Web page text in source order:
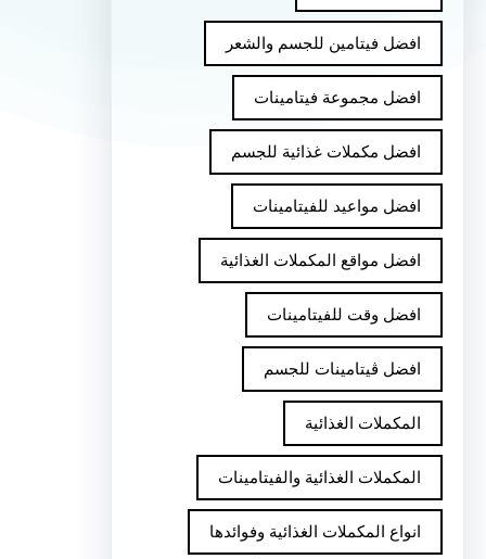
افضل فيتامين للجسم والشعر
افضل مجموعة فيتامينات
افضل مكملات غذائية للجسم
افضل مواعيد للفيتامينات
افضل مواقع المكملات الغذائية
افضل وقت للفيتامينات
افضل ڤيتامينات للجسم
المكملات الغذائية
المكملات الغذائية والفيتامينات
انواع المكملات الغذائية وفوائدها